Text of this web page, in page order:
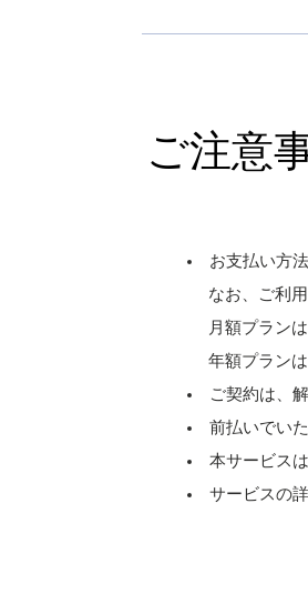
ご注意
お支払い方
なお、ご利
月額プラン
年額プラン
ご契約は、
前払いでい
本サービス
サービスの